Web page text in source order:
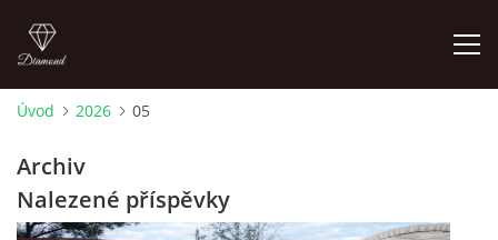
AKTUALITY
Úvod 2026 05
Archiv
Nalezené příspěvky